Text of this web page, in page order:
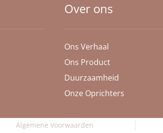
Over ons
Ons Verhaal
Ons Product
Duurzaamheid
Onze Oprichters
Algemene Voorwaarden